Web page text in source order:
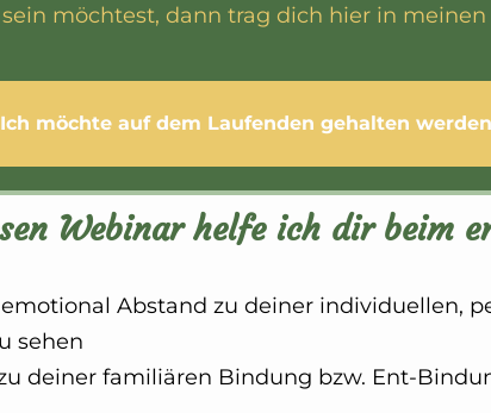
möchtest, dann trag dich hier in
Ich möchte auf dem Laufenden gehalten werden
Webinar helfe ich dir beim
Abstand zu deiner individuellen,
sehen
deiner familiären Bindung bzw. Ent-